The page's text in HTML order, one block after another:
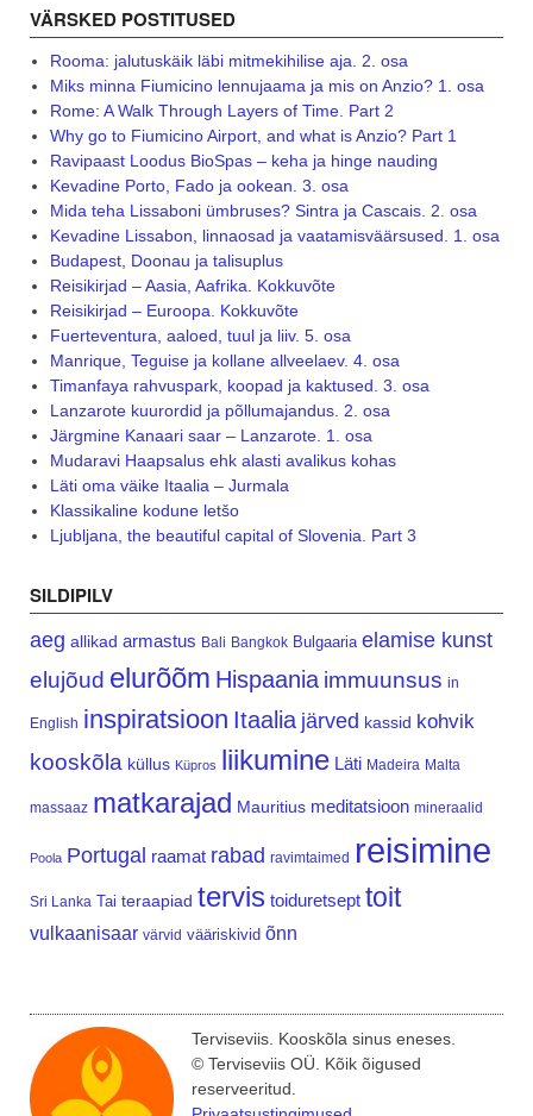
VÄRSKED POSTITUSED
Rooma: jalutuskäik läbi mitmekihilise aja. 2. osa
Miks minna Fiumicino lennujaama ja mis on Anzio? 1. osa
Rome: A Walk Through Layers of Time. Part 2
Why go to Fiumicino Airport, and what is Anzio? Part 1
Ravipaast Loodus BioSpas – keha ja hinge nauding
Kevadine Porto, Fado ja ookean. 3. osa
Mida teha Lissaboni ümbruses? Sintra ja Cascais. 2. osa
Kevadine Lissabon, linnaosad ja vaatamisväärsused. 1. osa
Budapest, Doonau ja talisuplus
Reisikirjad – Aasia, Aafrika. Kokkuvõte
Reisikirjad – Euroopa. Kokkuvõte
Fuerteventura, aaloed, tuul ja liiv. 5. osa
Manrique, Teguise ja kollane allveelaev. 4. osa
Timanfaya rahvuspark, koopad ja kaktused. 3. osa
Lanzarote kuurordid ja põllumajandus. 2. osa
Järgmine Kanaari saar – Lanzarote. 1. osa
Mudaravi Haapsalus ehk alasti avalikus kohas
Läti oma väike Itaalia – Jurmala
Klassikaline kodune letšo
Ljubljana, the beautiful capital of Slovenia. Part 3
SILDIPILV
aeg allikad armastus Bali Bangkok Bulgaaria elamise kunst
elujõud elurõõm Hispaania immuunsus in
English inspiratsioon Itaalia järved kassid kohvik
kooskõla küllus Küpros liikumine Läti Madeira Malta
massaaz matkarajad Mauritius meditatsioon mineraalid
Poola Portugal raamat rabad ravimtaimed reisimine
Sri Lanka Tai teraapiad tervis toiduretsept toit
vulkaanisaar värvid vääriskivid õnn
Terviseviis. Kooskõla sinus eneses.
© Terviseviis OÜ. Kõik õigused
reserveeritud.